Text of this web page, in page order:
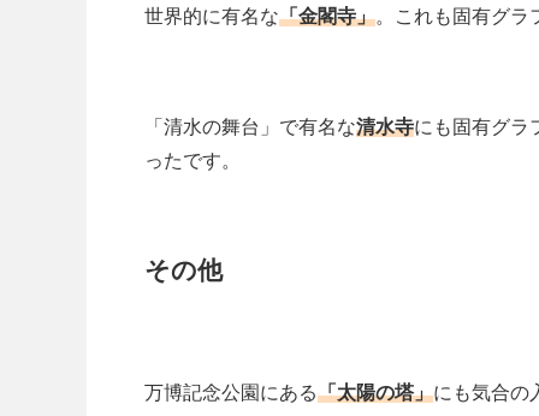
世界的に有名な「金閣寺」。これも固有グラ
「清水の舞台」で有名な清水寺にも固有グラ
ったです。
その他
万博記念公園にある「太陽の塔」にも気合の